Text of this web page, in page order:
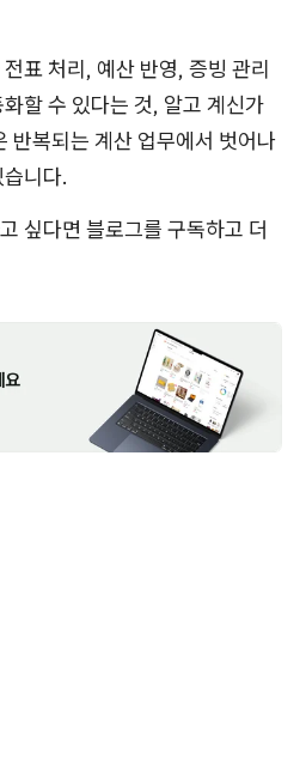
표 처리, 예산 반영, 증빙 관리
할 수 있다는 것, 알고 계신가
반복되는 계산 업무에서 벗어나
니다.
싶다면 블로그를 구독하고 더